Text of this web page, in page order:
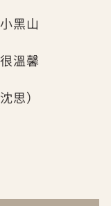
黑山
溫馨
思）